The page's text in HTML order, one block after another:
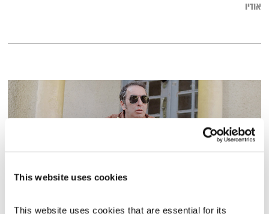
This website uses cookies
This website uses cookies that are essential for its
אודיו